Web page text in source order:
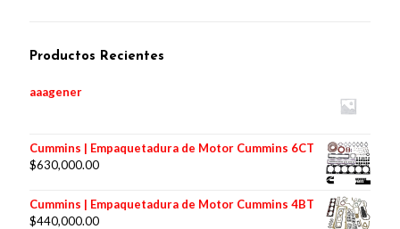
Productos Recientes
aaagener
Cummins | Empaquetadura de Motor Cummins 6CT
$630,000.00
Cummins | Empaquetadura de Motor Cummins 4BT
$440,000.00